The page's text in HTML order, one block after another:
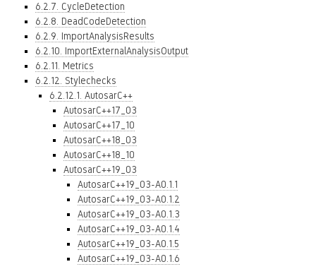
6.2.7. CycleDetection
6.2.8. DeadCodeDetection
6.2.9. ImportAnalysisResults
6.2.10. ImportExternalAnalysisOutput
6.2.11. Metrics
6.2.12. Stylechecks
6.2.12.1. AutosarC++
AutosarC++17_03
AutosarC++17_10
AutosarC++18_03
AutosarC++18_10
AutosarC++19_03
AutosarC++19_03-A0.1.1
AutosarC++19_03-A0.1.2
AutosarC++19_03-A0.1.3
AutosarC++19_03-A0.1.4
AutosarC++19_03-A0.1.5
AutosarC++19_03-A0.1.6